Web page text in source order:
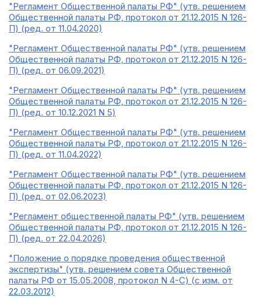
"Регламент Общественной палаты РФ" (утв. решением
Общественной палаты РФ, протокол от 21.12.2015 N 126-
П) (ред. от 11.04.2020)
"Регламент Общественной палаты РФ" (утв. решением
Общественной палаты РФ, протокол от 21.12.2015 N 126-
П) (ред. от 06.09.2021)
"Регламент Общественной палаты РФ" (утв. решением
Общественной палаты РФ, протокол от 21.12.2015 N 126-
П) (ред. от 10.12.2021 N 5)
"Регламент Общественной палаты РФ" (утв. решением
Общественной палаты РФ, протокол от 21.12.2015 N 126-
П) (ред. от 11.04.2022)
"Регламент Общественной палаты РФ" (утв. решением
Общественной палаты РФ, протокол от 21.12.2015 N 126-
П) (ред. от 02.06.2023)
"Регламент общественной палаты РФ" (утв. решением
Общественной палаты РФ, протокол от 21.12.2015 N 126-
П) (ред. от 22.04.2026)
"Положение о порядке проведения общественной
экспертизы" (утв. решением совета Общественной
палаты РФ от 15.05.2008, протокол N 4-С) (с изм. от
22.03.2012)